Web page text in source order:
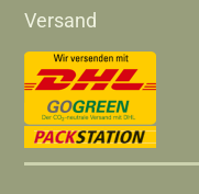
Versand